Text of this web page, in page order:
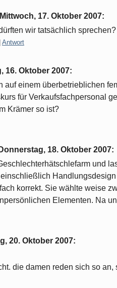
Mittwoch, 17. Oktober 2007:
wir tatsächlich
Antwort
16. Oktober 2007:
auf einem überbetrieblichen
für Verkaufsfachpersonal
Krämer so ist?
Donnerstag, 18. Oktober 2007:
und
korrekt. Sie wählte weise
Elementen. Na
20. Oktober 2007:
die damen reden sich so an,